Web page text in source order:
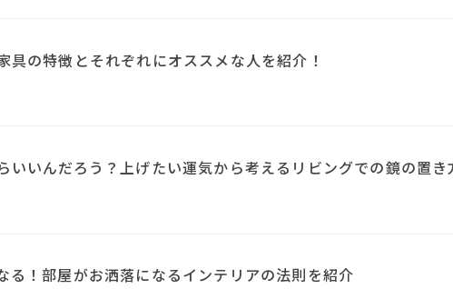
の特徴とそれぞれにオススメな人を紹介！
いいんだろう？上げたい運気から考えるリビングでの鏡の置き
る！部屋がお洒落になるインテリアの法則を紹介